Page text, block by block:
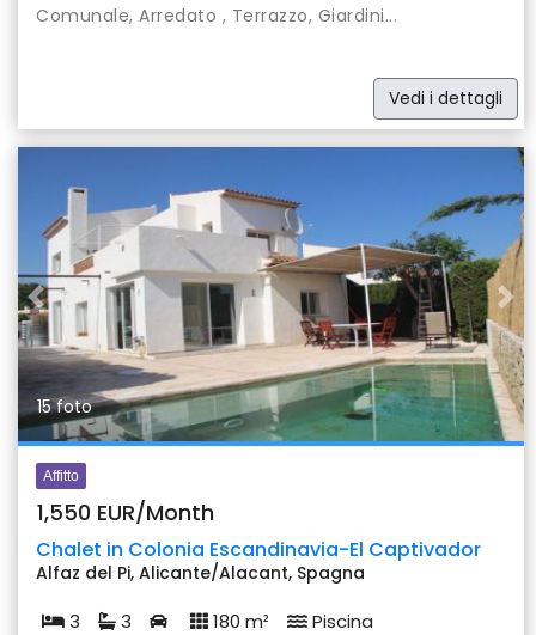
Comunale, Arredato , Terrazzo, Giardini...
Vedi i dettagli
Previous
15 foto
Affitto
1,550 EUR/Month
Chalet in Colonia Escandinavia-El Captivador
Alfaz del Pi, Alicante/Alacant, Spagna
3 3 180 m² Piscina